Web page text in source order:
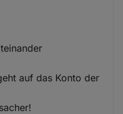
auf das Konto der